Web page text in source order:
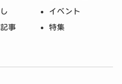
イベント
事 特集